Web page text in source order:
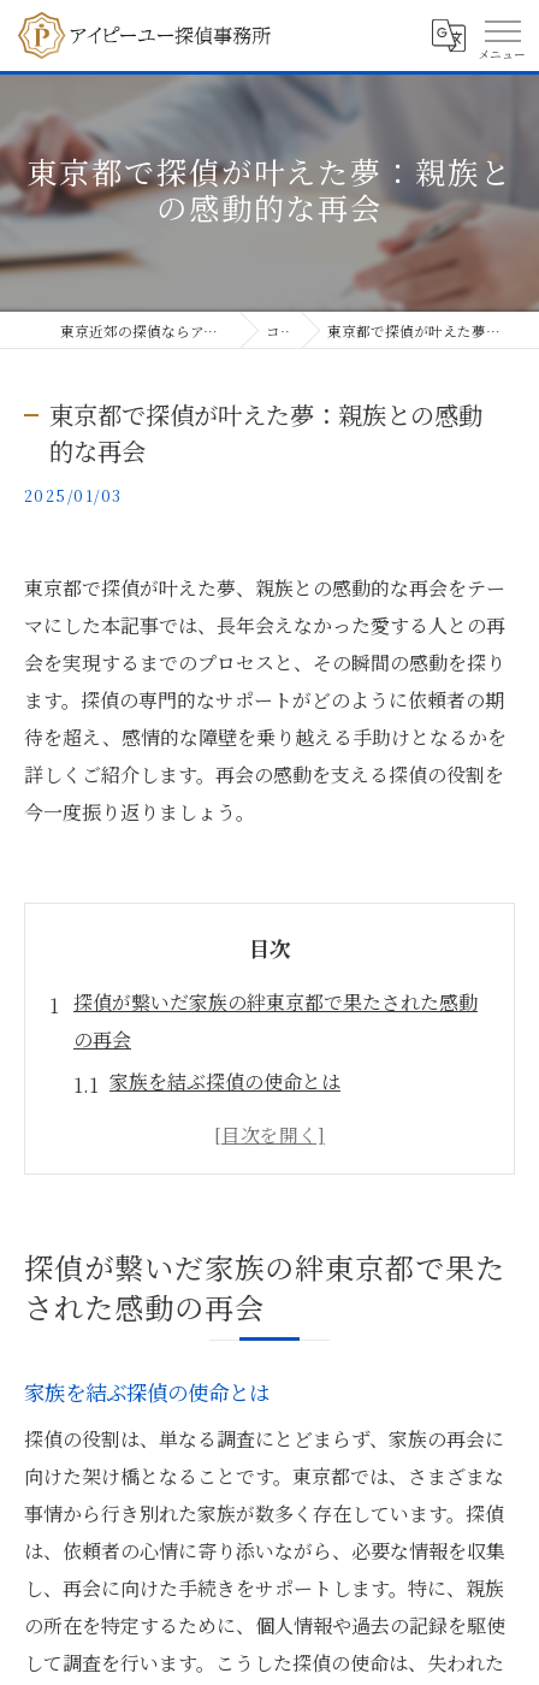
東京都で探偵が叶えた夢：親族と
の感動的な再会
東京近郊の探偵ならアイピーユー探偵事務所 コラム 東京都で探偵が叶えた夢：親族との感動的な再会
東京都で探偵が叶えた夢：親族との感動
的な再会
2025/01/03
東京都で探偵が叶えた夢、親族との感動的な再会をテー
マにした本記事では、長年会えなかった愛する人との再
会を実現するまでのプロセスと、その瞬間の感動を探り
ます。探偵の専門的なサポートがどのように依頼者の期
待を超え、感情的な障壁を乗り越える手助けとなるかを
詳しくご紹介します。再会の感動を支える探偵の役割を
今一度振り返りましょう。
目次
探偵が繋いだ家族の絆東京都で果たされた感動
の再会
家族を結ぶ探偵の使命とは
東京都で実現した家族再会の裏側
探偵が叶えた家族の感動的な再会を紹介
東京都で探偵が果たした再会の奇跡
親族との再会東京都で探偵が叶えた夢の裏側
探偵が明かす親族再会の舞台裏
探偵の専門知識が親族再会を実現
再会の夢を叶える探偵のアプローチ
感動の再会を裏で支える探偵の技術
東京都で探偵が叶えた親族再会の物語
探偵の力で街中に広がる奇跡東京都での感動的
な再会
探偵が繋いだ家族の絆東京都で果た
された感動の再会
家族を結ぶ探偵の使命とは
探偵の役割は、単なる調査にとどまらず、家族の再会に
向けた架け橋となることです。東京都では、さまざまな
事情から行き別れた家族が数多く存在しています。探偵
は、依頼者の心情に寄り添いながら、必要な情報を収集
し、再会に向けた手続きをサポートします。特に、親族
の所在を特定するために、個人情報や過去の記録を駆使
して調査を行います。こうした探偵の使命は、失われた